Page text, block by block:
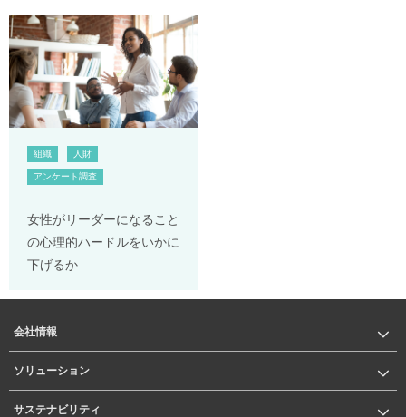
組織 人財
アンケート調査
女性がリーダーになること
の心理的ハードルをいかに
下げるか
会社情報
ソリューション
サステナビリティ